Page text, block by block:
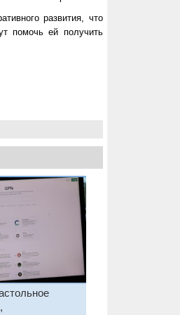
развития, что
помочь ей получить